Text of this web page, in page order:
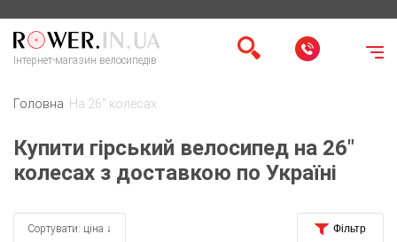
Інтернет-магазин велосипедів
Головна На 26" колесах
Купити гірський велосипед на 26"
колесах з доставкою по Україні
Сортувати: ціна ↓